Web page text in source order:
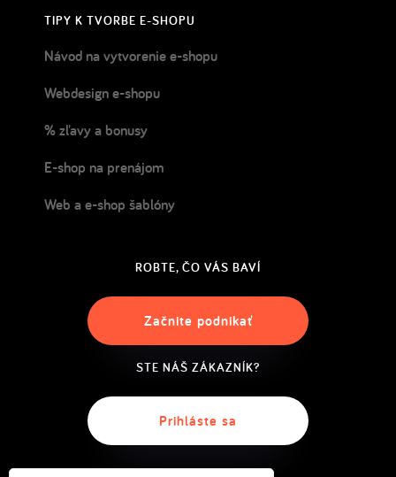
TIPY K TVORBE E-SHOPU
Návod na vytvorenie e-shopu
Webdesign e-shopu
% zľavy a bonusy
E-shop na prenájom
Web a e-shop šablóny
ROBTE, ČO VÁS BAVÍ
Začnite podnikať
STE NÁŠ ZÁKAZNÍK?
Prihláste sa